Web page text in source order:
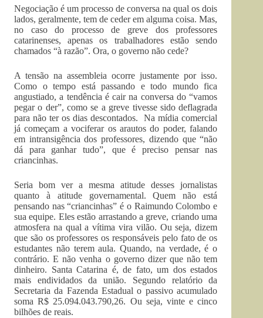
Negociação é um processo de conversa na qual os dois
lados, geralmente, tem de ceder em alguma coisa. Mas,
no caso do processo de greve dos professores
catarinenses, apenas os trabalhadores estão sendo
chamados “à razão”. Ora, o governo não cede?
A tensão na assembleia ocorre justamente por isso.
Como o tempo está passando e todo mundo fica
angustiado, a tendência é cair na conversa do “vamos
pegar o der”, como se a greve tivesse sido deflagrada
para não ter os dias descontados. Na mídia comercial
já começam a vociferar os arautos do poder, falando
em intransigência dos professores, dizendo que “não
dá para ganhar tudo”, que é preciso pensar nas
criancinhas.
Seria bom ver a mesma atitude desses jornalistas
quanto à atitude governamental. Quem não está
pensando nas “criancinhas” é o Raimundo Colombo e
sua equipe. Eles estão arrastando a greve, criando uma
atmosfera na qual a vítima vira vilão. Ou seja, dizem
que são os professores os responsáveis pelo fato de os
estudantes não terem aula. Quando, na verdade, é o
contrário. E não venha o governo dizer que não tem
dinheiro. Santa Catarina é, de fato, um dos estados
mais endividados da união. Segundo relatório da
Secretaria da Fazenda Estadual o passivo acumulado
soma R$ 25.094.043.790,26. Ou seja, vinte e cinco
bilhões de reais.